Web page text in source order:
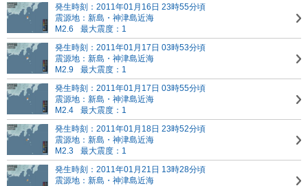
発生時刻：2011年01月16日 23時55分頃
震源地：新島・神津島近海
M2.6
最大震度：1
発生時刻：2011年01月17日 03時53分頃
震源地：新島・神津島近海
M2.9
最大震度：1
発生時刻：2011年01月17日 03時55分頃
震源地：新島・神津島近海
M2.4
最大震度：1
発生時刻：2011年01月18日 23時52分頃
震源地：新島・神津島近海
M2.3
最大震度：1
発生時刻：2011年01月21日 13時28分頃
震源地：新島・神津島近海